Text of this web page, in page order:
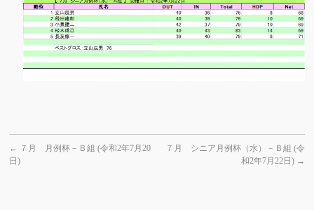
← ７月 月例杯－Ｂ組 (令和2年7月20
日)
７月 シニア月例杯（水）－Ｂ組 (令
和2年7月22日) →